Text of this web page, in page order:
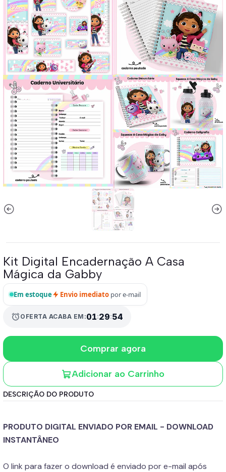
Kit Digital Encadernação A Casa
Mágica da Gabby
Em estoque Envio imediato por e-mail
alarmOFERTA ACABA EM:01:29:53
Adicionar ao Carrinho
Comprar agora
DESCRIÇÃO DO PRODUTO
PRODUTO DIGITAL ENVIADO POR EMAIL - DOWNLOAD
INSTANTÂNEO
O link para fazer o download é enviado por e-mail após